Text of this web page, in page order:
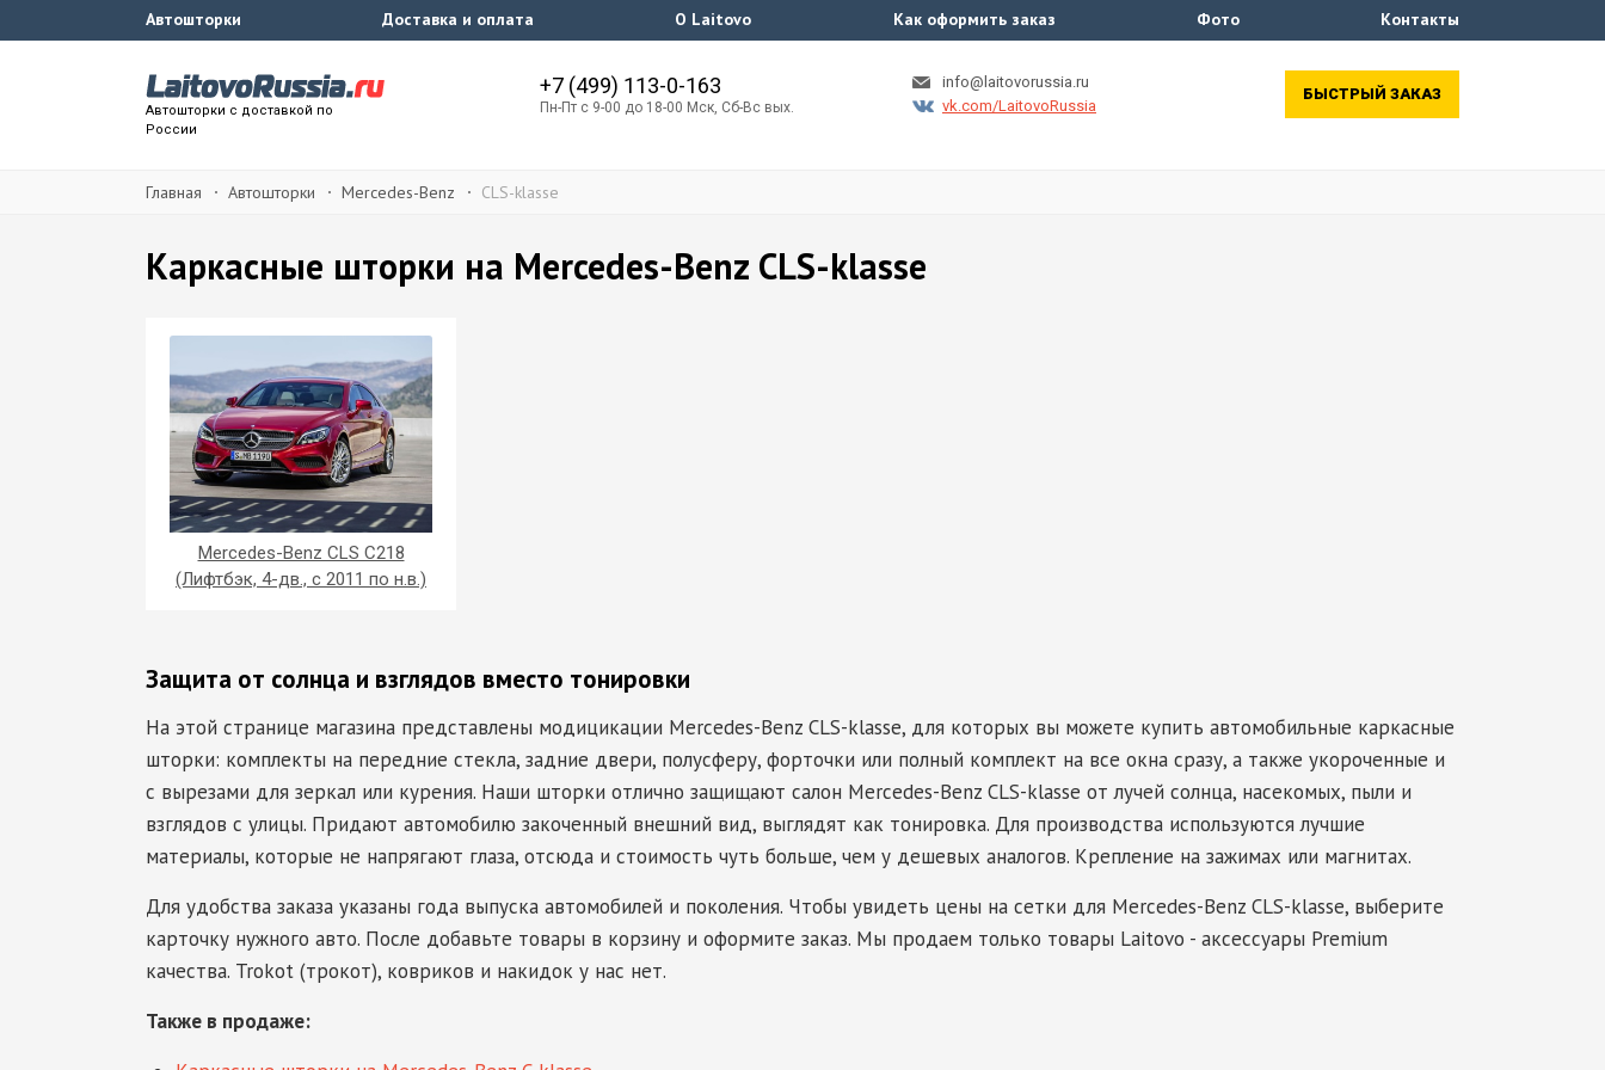
Автошторки Доставка и оплата О Laitovo Как оформить заказ Фото Контакты
БЫСТРЫЙ ЗАКАЗ
Автошторки с доставкой по
России
+7 (499) 113-0-163
Пн-Пт с 9-00 до 18-00 Мск, Сб-Вс вых.
info@laitovorussia.ru
vk.com/LaitovoRussia
Главная Автошторки Mercedes-Benz CLS-klasse
Каркасные шторки на Mercedes-Benz CLS-klasse
Mercedes-Benz CLS C218
(Лифтбэк, 4-дв., с 2011 по н.в.)
Защита от солнца и взглядов вместо тонировки
На этой странице магазина представлены модицикации Mercedes-Benz CLS-klasse, для которых вы можете купить автомобильные каркасные
шторки: комплекты на передние стекла, задние двери, полусферу, форточки или полный комплект на все окна сразу, а также укороченные и
с вырезами для зеркал или курения. Наши шторки отлично защищают салон Mercedes-Benz CLS-klasse от лучей солнца, насекомых, пыли и
взглядов с улицы. Придают автомобилю закоченный внешний вид, выглядят как тонировка. Для производства используются лучшие
материалы, которые не напрягают глаза, отсюда и стоимость чуть больше, чем у дешевых аналогов. Крепление на зажимах или магнитах.
Для удобства заказа указаны года выпуска автомобилей и поколения. Чтобы увидеть цены на сетки для Mercedes-Benz CLS-klasse, выберите
карточку нужного авто. После добавьте товары в корзину и оформите заказ. Мы продаем только товары Laitovo - аксессуары Premium
качества. Trokot (трокот), ковриков и накидок у нас нет.
Также в продаже: